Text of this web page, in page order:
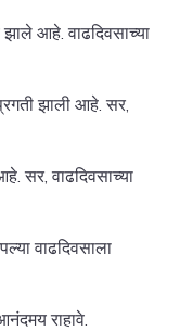
आहे. वाढदिवसाच्या
झाली आहे. सर,
सर, वाढदिवसाच्या
वाढदिवसाला
राहावे.